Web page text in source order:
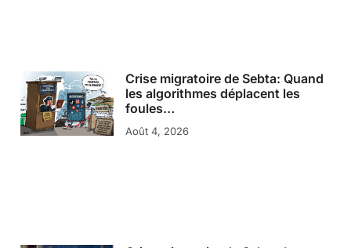
Crise migratoire de Sebta: Quand
les algorithmes déplacent les
foules…
Août 4, 2026